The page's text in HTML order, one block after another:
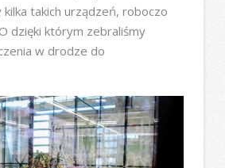
kilka takich urządzeń, roboczo
dzięki którym zebraliśmy
w drodze do